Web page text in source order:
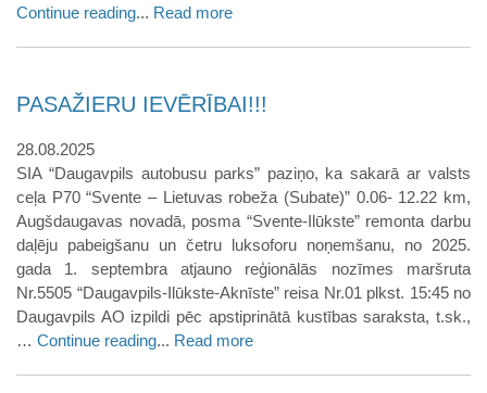
Continue reading... Read more
PASAŽIERU IEVĒRĪBAI!!!
28.08.2025
SIA “Daugavpils autobusu parks” paziņo, ka sakarā ar valsts
ceļa P70 “Svente – Lietuvas robeža (Subate)” 0.06- 12.22 km,
Augšdaugavas novadā, posma “Svente-Ilūkste” remonta darbu
daļēju pabeigšanu un četru luksoforu noņemšanu, no 2025.
gada 1. septembra atjauno reģionālās nozīmes maršruta
Nr.5505 “Daugavpils-Ilūkste-Aknīste” reisa Nr.01 plkst. 15:45 no
Daugavpils AO izpildi pēc apstiprinātā kustības saraksta, t.sk.,
… Continue reading... Read more